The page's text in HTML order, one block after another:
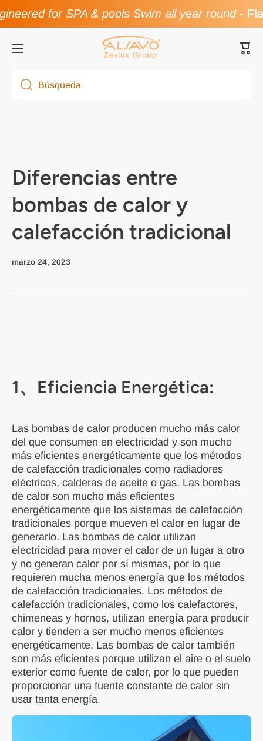
Ir directamente al contenido
for SPA & pools Swim all year round-
Búsqueda
Diferencias entre
bombas de calor y
calefacción tradicional
marzo 24, 2023
1、 Eficiencia Energética:
Las bombas de calor producen mucho más calor
del que consumen en electricidad y son mucho
más eficientes energéticamente que los métodos
de calefacción tradicionales como radiadores
eléctricos, calderas de aceite o gas. Las bombas
de calor son mucho más eficientes
energéticamente que los sistemas de calefacción
tradicionales porque mueven el calor en lugar de
generarlo. Las bombas de calor utilizan
electricidad para mover el calor de un lugar a otro
y no generan calor por sí mismas, por lo que
requieren mucha menos energía que los métodos
de calefacción tradicionales. Los métodos de
calefacción tradicionales, como los calefactores,
chimeneas y hornos, utilizan energía para producir
calor y tienden a ser mucho menos eficientes
energéticamente. Las bombas de calor también
son más eficientes porque utilizan el aire o el suelo
exterior como fuente de calor, por lo que pueden
proporcionar una fuente constante de calor sin
usar tanta energía.